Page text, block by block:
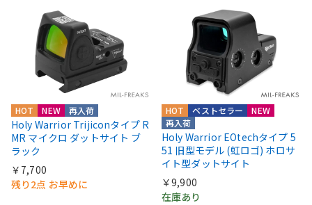
HOT NEW 再入荷
Holy Warrior Trijiconタイプ R
MR マイクロ ダットサイト ブ
ラック
￥7,700
残り2点 お早めに
HOT
NEW
再入荷
ベストセラー
Holy Warrior EOtechタイプ 5
51 旧型モデル (虹ロゴ) ホロサ
イト型ダットサイト
￥9,900
在庫あり